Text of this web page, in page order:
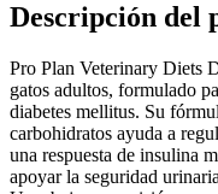
Descripción del
Pro Plan Veterinary Diets
gatos adultos, formulado
diabetes mellitus. Su
carbohidratos ayuda a
una respuesta de insulina
apoyar la seguridad